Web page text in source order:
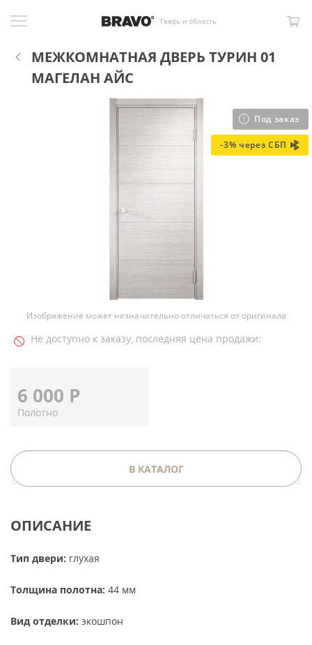
Тверь и область
МЕЖКОМНАТНАЯ ДВЕРЬ ТУРИН 01
МАГЕЛАН АЙС
Под заказ
-3% через СБП
Изображение может незначительно отличаться от оригинала
Не доступно к заказу, последняя цена продажи:
6 000 Р
Полотно
В КАТАЛОГ
ОПИСАНИЕ
Тип двери: глухая
Толщина полотна: 44 мм
Вид отделки: экошпон